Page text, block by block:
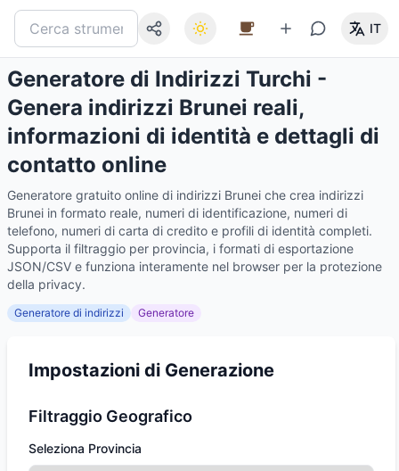
IT
Generatore di Indirizzi Turchi -
Genera indirizzi Brunei reali,
informazioni di identità e dettagli di
contatto online
Generatore gratuito online di indirizzi Brunei che crea indirizzi
Brunei in formato reale, numeri di identificazione, numeri di
telefono, numeri di carta di credito e profili di identità completi.
Supporta il filtraggio per provincia, i formati di esportazione
JSON/CSV e funziona interamente nel browser per la protezione
della privacy.
Generatore di indirizzi Generatore
Impostazioni di Generazione
Filtraggio Geografico
Seleziona Provincia